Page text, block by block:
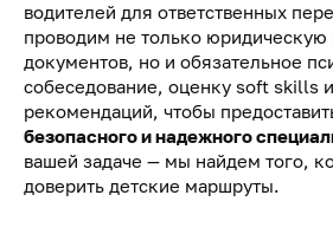
водителей для ответственных
проводим не только юридическую
документов, но и обязательное
собеседование, оценку soft skills
рекомендаций, чтобы
безопасного и надежного
вашей задаче — мы найдем того,
доверить детские маршруты.